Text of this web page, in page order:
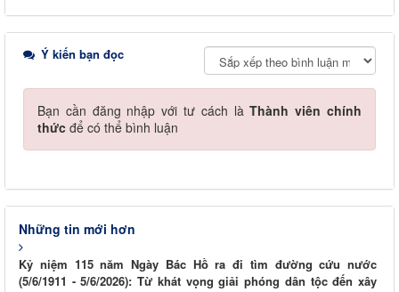
Ý kiến bạn đọc
Bạn cần đăng nhập với tư cách làThành viên chính
thức để có thể bình luận
Những tin mới hơn
Kỷ niệm 115 năm Ngày Bác Hồ ra đi tìm đường cứu nước
(5/6/1911 - 5/6/2026): Từ khát vọng giải phóng dân tộc đến xây